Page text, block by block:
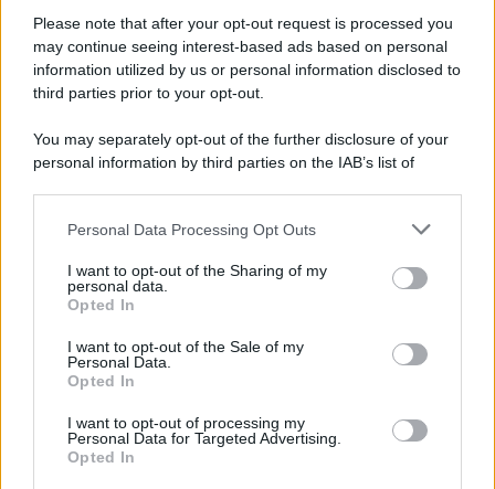
Please note that after your opt-out request is processed you
may continue seeing interest-based ads based on personal
information utilized by us or personal information disclosed to
third parties prior to your opt-out.
You may separately opt-out of the further disclosure of your
personal information by third parties on the IAB’s list of
This information may also be disclosed by us to third parties
disclose it to other third parties.
Please note that this website/app uses one or more Google
services and may gather and store information including but
not limited to your visit or usage behaviour. You may click to
grant or deny consent to Google and its third-party tags to
consent section.
Personal Data Processing Opt Outs
I want to opt-out of the Sharing of my
personal data.
Opted In
I want to opt-out of the Sale of my
Personal Data.
Opted In
I want to opt-out of processing my
Personal Data for Targeted Advertising.
Opted In
aumentano le vendite di articoli second hand
Circa il 20% riguarda l'abbigliamento. Sempre più successo per i
capi di seconda mano e per l'abbigliamento sportivo. Ad attrarre i
consumatori è anche il gorpcore, la tendenza ad abbinare
Il caso /
Trump ha quasi esaurito l'arsenale Usa, ma il
tycoon smentisce
La banca /Caso Mps: i pm milanesi ora vogliono vederci
La data /L'8 agosto, quando la memoria dovrebbe insegnarci
qualcosa